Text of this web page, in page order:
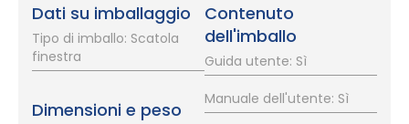
Dati su imballaggio
Tipo di imballo: Scatola
finestra
Dimensioni e peso
Contenuto
dell'imballo
Guida utente: Sì
Manuale dell'utente: Sì